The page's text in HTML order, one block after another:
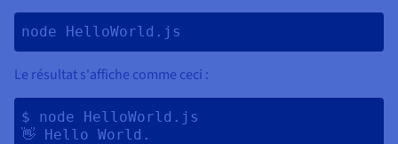
node HelloWorld.js
Le résultat s'affiche comme ceci :
$ node HelloWorld.js
👋 Hello World.